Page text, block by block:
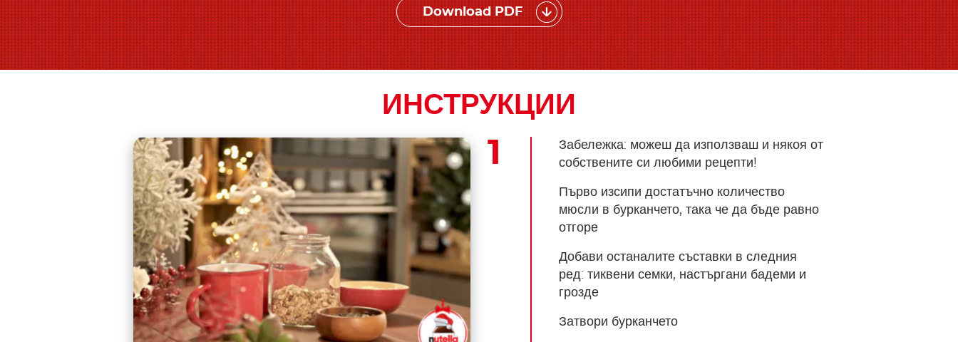
Download PDF
ИНСТРУКЦИИ
Забележка: можеш да използваш и някоя от
собствените си любими рецепти!
Първо изсипи достатъчно количество
мюсли в бурканчето, така че да бъде равно
отгоре
Добави останалите съставки в следния
ред: тиквени семки, настъргани бадеми и
грозде
Затвори бурканчето